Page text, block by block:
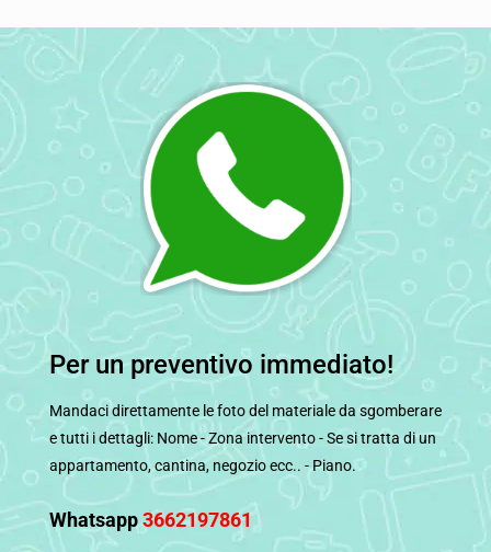
Per un preventivo immediato!
Mandaci direttamente le foto del materiale da sgomberare
e tutti i dettagli: Nome - Zona intervento - Se si tratta di un
appartamento, cantina, negozio ecc.. - Piano.
Whatsapp3662197861